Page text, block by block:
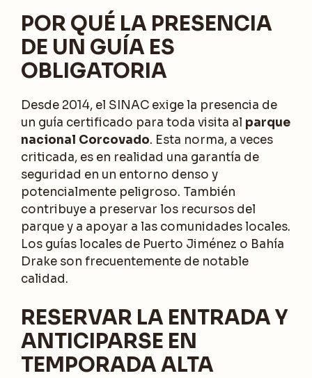
POR QUÉ LA PRESENCIA
DE UN GUÍA ES
OBLIGATORIA
Desde 2014, el SINAC exige la presencia de
un guía certificado para toda visita al parque
nacional Corcovado. Esta norma, a veces
criticada, es en realidad una garantía de
seguridad en un entorno denso y
potencialmente peligroso. También
contribuye a preservar los recursos del
parque y a apoyar a las comunidades locales.
Los guías locales de Puerto Jiménez o Bahía
Drake son frecuentemente de notable
calidad.
RESERVAR LA ENTRADA Y
ANTICIPARSE EN
TEMPORADA ALTA